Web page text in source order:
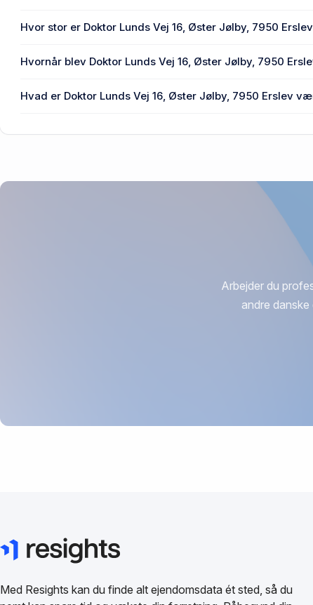
Hvor stor er Doktor Lunds Vej 16, Øster Jølby, 7950
Hvornår blev Doktor Lunds Vej 16, Øster Jølby, 7950
Hvad er Doktor Lunds Vej 16, Øster Jølby, 7950 Erslev
Arbejder du
andre
Med Resights kan du finde alt ejendomsdata ét sted, så du